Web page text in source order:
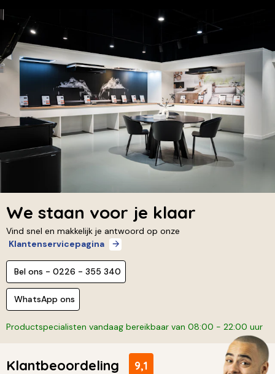
We staan voor je klaar
Vind snel en makkelijk je antwoord op onze
Klantenservicepagina
Bel ons - 0226 - 355 340
WhatsApp ons
Productspecialisten vandaag bereikbaar van 08:00 - 22:00 uur
Klantbeoordeling 9,1